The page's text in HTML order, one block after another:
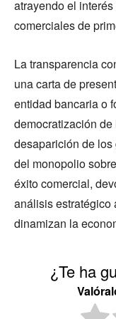
atrayendo el
comerciales de
La transparencia
una carta de
entidad bancaria o
democratización
desaparición de
del monopolio
éxito comercial,
análisis estratégico
dinamizan la
¿Te ha